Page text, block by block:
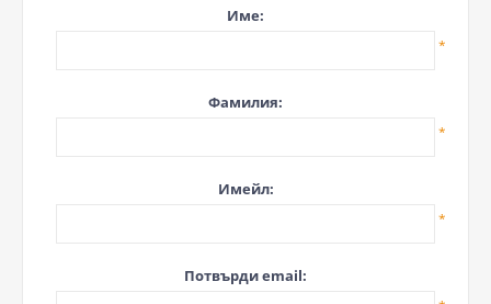
Име:
*
Фамилия:
*
Имейл:
*
Потвърди email: